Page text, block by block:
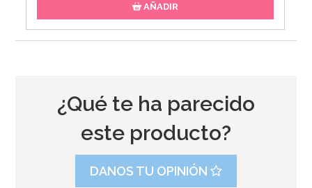
AÑADIR
¿Qué te ha parecido
este producto?
DANOS TU OPINIÓN